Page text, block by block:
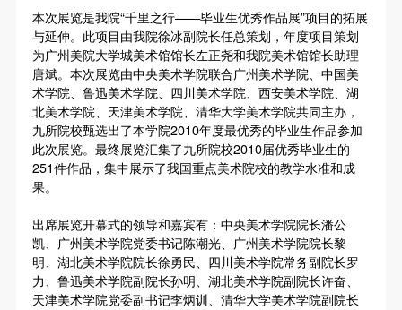
本次展览是我院“千里之行——毕业生优秀作品展”项目的拓展
与延伸。此项目由我院徐冰副院长任总策划，年度项目策划
为广州美院大学城美术馆馆长左正尧和我院美术馆馆长助理
唐斌。本次展览由中央美术学院联合广州美术学院、中国美
术学院、鲁迅美术学院、四川美术学院、西安美术学院、湖
北美术学院、天津美术学院、清华大学美术学院共同主办，
九所院校甄选出了本学院2010年度最优秀的毕业生作品参加
此次展览。最终展览汇集了九所院校2010届优秀毕业生的
251件作品，集中展示了我国重点美术院校的教学水准和成
果。
出席展览开幕式的领导和嘉宾有：中央美术学院院长潘公
凯、广州美术学院党委书记陈潮光、广州美术学院院长黎
明、湖北美术学院院长徐勇民、四川美术学院常务副院长罗
力、鲁迅美术学院副院长孙明、湖北美术学院副院长许奋、
天津美术学院党委副书记李炳训、清华大学美术学院副院长
术馆资料库》等相关资料、文献、档案机构和平台，
在中央美术学院中使用和在互联网上传播，同意按相
关“章程”规定享受相关权益。
中央美术学院美术馆活动安全免责协议书
第一条
本次活动公平公正、自愿参加与退出、风险与责任自
负的原则。但活动有风险，参加者应有必要的风险意
识。
参加本次活动者必须遵守中华人民共和国的相关法
律、法规，必须遵循道德和社会公德规范，并应该具
备以人为本、团结友爱、互相帮助和助人为乐的良好
术馆资料库》等相关资料、文献、档案机构和平台，
在中央美术学院中使用和在互联网上传播，同意按相
关“章程”规定享受相关权益。
中央美术学院美术馆活动安全免责协议书
第一条
本次活动公平公正、自愿参加与退出、风险与责任自
负的原则。但活动有风险，参加者应有必要的风险意
识。
参加本次活动者必须遵守中华人民共和国的相关法
律、法规，必须遵循道德和社会公德规范，并应该具
备以人为本、团结友爱、互相帮助和助人为乐的良好
术馆资料库》等相关资料、文献、档案机构和平台，
在中央美术学院中使用和在互联网上传播，同意按相
关“章程”规定享受相关权益。
中央美术学院美术馆活动安全免责协议书
第一条
本次活动公平公正、自愿参加与退出、风险与责任自
负的原则。但活动有风险，参加者应有必要的风险意
识。
参加本次活动者必须遵守中华人民共和国的相关法
律、法规，必须遵循道德和社会公德规范，并应该具
备以人为本、团结友爱、互相帮助和助人为乐的良好